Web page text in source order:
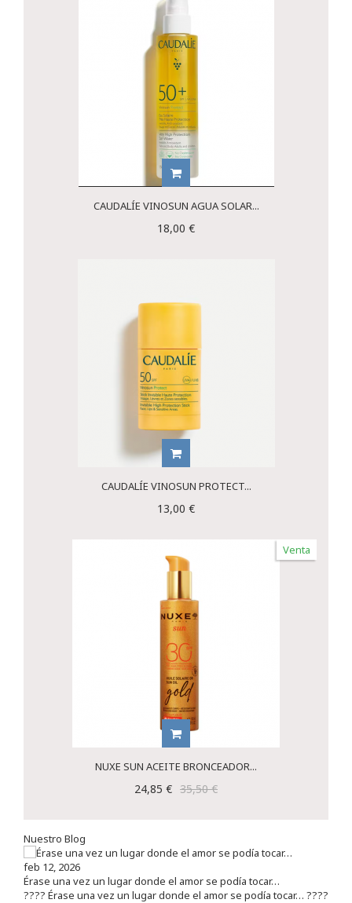
CAUDALÍE VINOSUN AGUA SOLAR...
18,00 €
CAUDALÍE VINOSUN PROTECT...
13,00 €
Venta
NUXE SUN ACEITE BRONCEADOR...
24,85 € 35,50 €
Nuestro Blog
feb 12, 2026
Érase una vez un lugar donde el amor se podía tocar…
???? Érase una vez un lugar donde el amor se podía tocar… ????